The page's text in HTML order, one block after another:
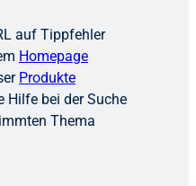
auf Tippfehler
Homepage
Produkte
Hilfe bei der Suche
Thema